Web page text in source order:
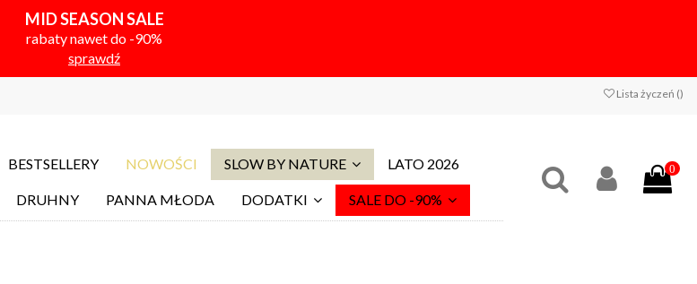
MID SEASON SALE
rabaty nawet do -90%
sprawdź
Lista życzeń ()
BESTSELLERY NOWOŚCI SLOW BY NATURE LATO 2026
DRUHNY PANNA MŁODA DODATKI SALE DO -90%
0